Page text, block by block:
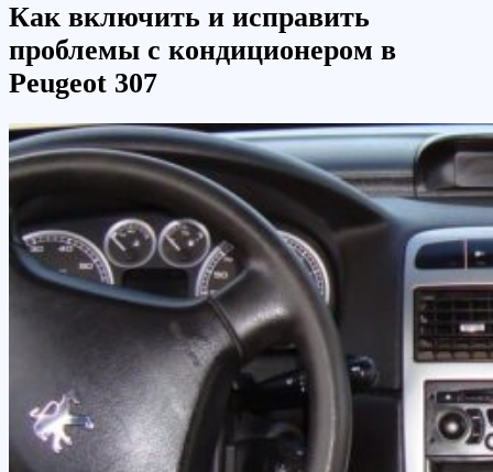
Как включить и исправить
проблемы с кондиционером в
Peugeot 307